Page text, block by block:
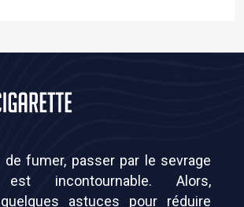
de fumer, passer par le sevrage
est incontournable. Alors,
astuces pour réduire